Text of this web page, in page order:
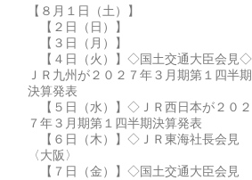
【８月１日（土）】
【２日（日）】
【３日（月）】
【４日（火）】◇国土交通大臣会見◇
ＪＲ九州が２０２７年３月期第１四半期
決算発表
【５日（水）】◇ＪＲ西日本が２０２
７年３月期第１四半期決算発表
【６日（木）】◇ＪＲ東海社長会見
〈大阪〉
【７日（金）】◇国土交通大臣会見